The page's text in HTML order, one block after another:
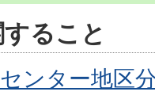
ること
ンター地区